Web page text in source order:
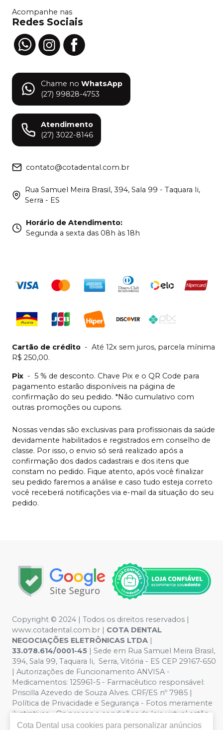
Acompanhe nas
Redes Sociais
Chame no WhatsApp
(27) 99828-4753
Atendimento
(27) 3022-8146
contato@cotadental.com.br
Rua Samuel Meira Brasil, 394, Sala 99 - Taquara Ii,
Serra - ES
Horário de Atendimento:
Segunda a sexta das 08h às 18h
Cartão de crédito - Até 12x sem juros, parcela mínima
R$ 250,00.
Pix - 5 % de desconto. Chave Pix e o QR Code para
pagamento estarão disponíveis na página de
confirmação do seu pedido. *Não cumulativo com
outras promoções ou cupons.
Nossas vendas são exclusivas para profissionais da saúde
devidamente habilitados e registrados em conselho de
classe. Por isso, o envio só será realizado após a
confirmação dos dados cadastrais e dos itens que
constam no pedido. Fique atento, após você finalizar
seu pedido faremos a análise e caso tudo esteja correto
você receberá notificações via e-mail da situação do seu
pedido.
Copyright © 2024 | Todos os direitos reservados |
www.cotadental.com.br | COTA DENTAL
NEGOCIAÇÕES ELETRÔNICAS LTDA |
33.078.614/0001-45 | Sede em Rua Samuel Meira Brasil,
394, Sala 99, Taquara Ii, Serra, Vitória - ES CEP 29167-650
| Autorizações de Funcionamento ANVISA -
Medicamentos: 125961-5 - Farmacêutico responsável:
Priscilla Azevedo de Souza Alves. CRF/ES nº 7985 |
Política de Privacidade e Segurança - Fotos meramente
ilustrativas - Os preços e condições da loja virtual estão
sujeitos a alterações. Em caso de divergência de preços
Cota Dental usa cookies para personalizar anúncios